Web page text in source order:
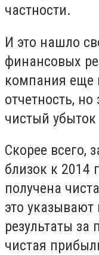
частности.
И это нашло
финансовых
компания еще
отчетность,
чистый
Скорее всего,
близок к 2014
получена
это
результаты за
чистая